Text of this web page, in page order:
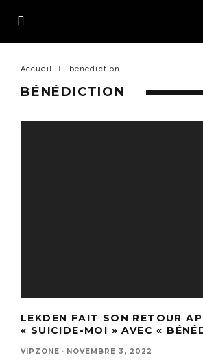
Accueil bénédiction
BÉNÉDICTION
LEKDEN FAIT SON RETOUR
« SUICIDE-MOI » AVEC «
VIPZONE · NOVEMBRE 3, 2022